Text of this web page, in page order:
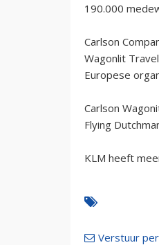
190.000
Carlson
Wagonlit
Europese
Carlson
Flying
KLM heeft
Verstuur